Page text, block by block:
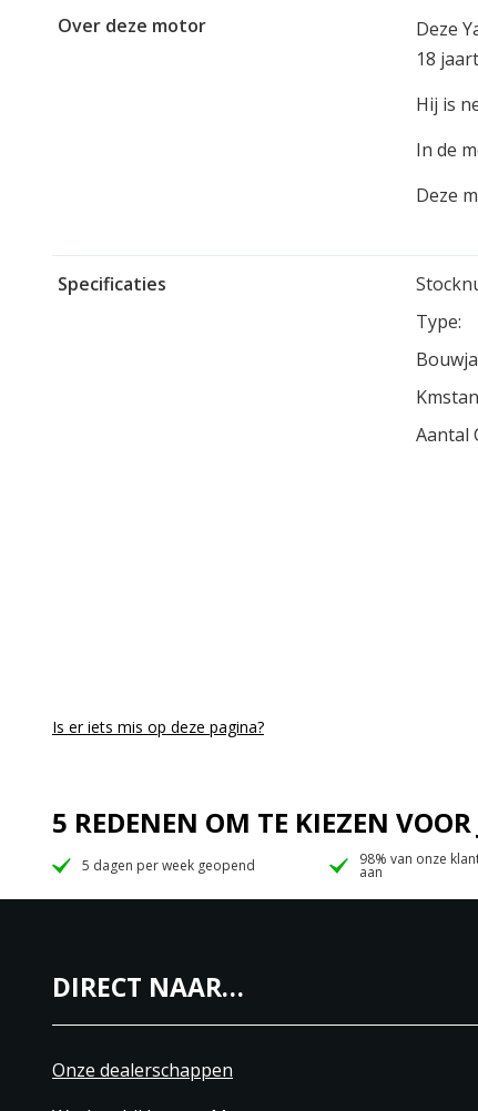
Over deze motor
Deze
18
Hij is
In de
Deze
Specificaties
Type:
Aantal
Is er iets mis op deze pagina?
5 REDENEN OM TE KIEZEN
5 dagen per week geopend 98% van onze
aan
DIRECT NAAR…
Onze dealerschappen